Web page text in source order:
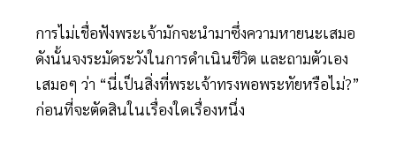
การไม่เชื่อฟังพระเจ้ามักจะนำมาซึ่งความหายนะเสมอ
ดังนั้นจงระมัดระวังในการดำเนินชีวิต และถามตัวเอง
เสมอๆ ว่า “นี่เป็นสิ่งที่พระเจ้าทรงพอพระทัยหรือไม่?”
ก่อนที่จะตัดสินในเรื่องใดเรื่องหนึ่ง